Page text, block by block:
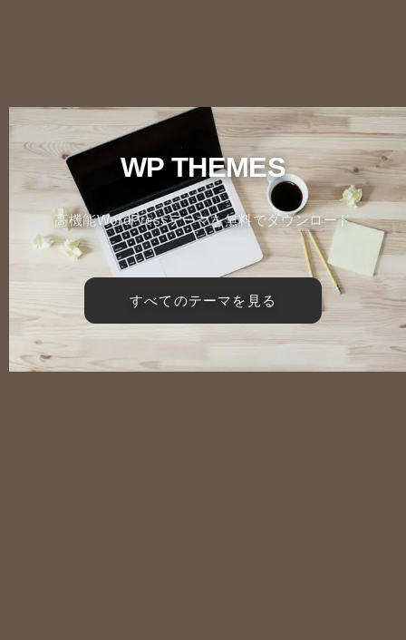
WP THEMES
高機能WordPressテーマを無料でダウンロード
すべてのテーマを見る